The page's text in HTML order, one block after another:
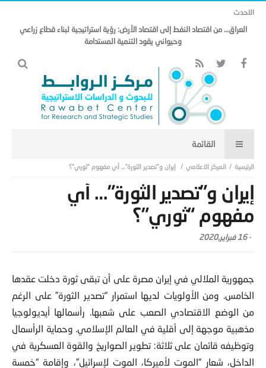
الاحدث
العراق… من اقتصاد النفط إلى اقتصاد الأرض: رؤية استراتيجية لبناء قطاع زراعي
وحيواني يقود التنمية المستدامة
المركز الاعلامي إيران و”تصدير الثورة”… أي مفهوم “ثوري”؟
إيران و”تصدير الثورة”… أي
مفهوم “ثوري”؟
-16 فبراير,2020
جمهورية الملالي في إيران مصرة على أن تبقى ثورة دخلت عقدها
الخامس. ومن الأولويات لديها استمرار “تصدير الثورة” على الرغم
من الوضع الاقتصادي الصعب على شعبها. رأسمالها أيديولوجيا
مذهبية موجهة إلى أقلية في العالم الإسلامي. وحماية الرأسمال
وتوظيفه قائمان على ثلاثة: تطوير الصواريخ والقوة العسكرية في
الداخل، شعار “الموت لأميركا، الموت لإسرائيل”، وإقامة “خمسة